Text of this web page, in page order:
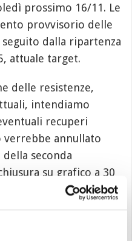
prossimo 16/11. Le
provvisorio delle
dalla ripartenza
attuale target.
delle resistenze,
intendiamo
recuperi
verrebbe annullato
seconda
su grafico a 30
sono le 16.31